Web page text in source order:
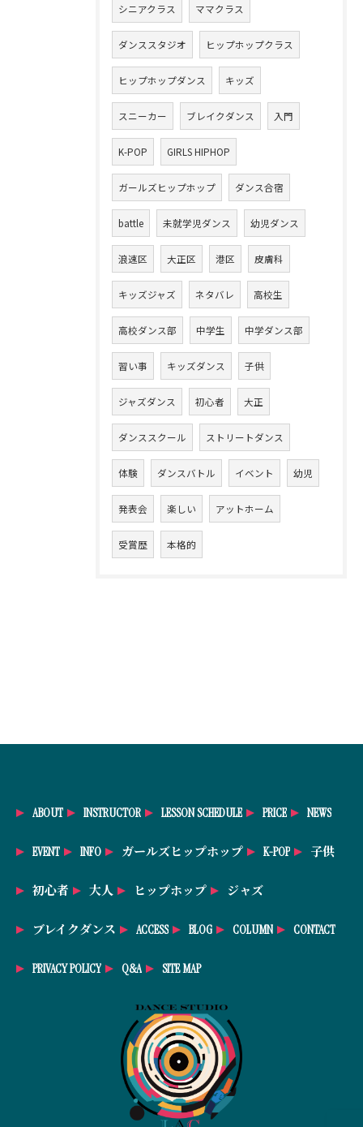
シニアクラス ママクラス
ダンススタジオ ヒップホップクラス
ヒップホップダンス キッズ
スニーカー ブレイクダンス 入門
K-POP GIRLS HIPHOP
ガールズヒップホップ ダンス合宿
battle 未就学児ダンス 幼児ダンス
浪速区 大正区 港区 皮膚科
キッズジャズ ネタバレ 高校生
高校ダンス部 中学生 中学ダンス部
習い事 キッズダンス 子供
ジャズダンス 初心者 大正
ダンススクール ストリートダンス
体験 ダンスバトル イベント 幼児
発表会 楽しい アットホーム
受賞歴 本格的
ABOUT INSTRUCTOR LESSON SCHEDULE PRICE NEWS
EVENT INFO ガールズヒップホップ K-POP 子供
初心者 大人 ヒップホップ ジャズ
ブレイクダンス ACCESS BLOG COLUMN CONTACT
PRIVACY POLICY Q&A SITE MAP